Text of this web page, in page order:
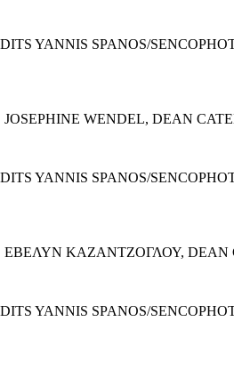
YANNIS SPANOS/
WENDEL, DEAN
YANNIS SPANOS/
ΕΒΕΛΥΝ ΚΑΖΑΝΤΖΟΓΛΟΥ, DEAN
YANNIS SPANOS/